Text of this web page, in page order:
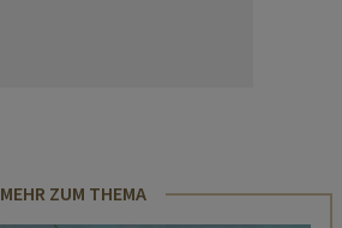
MEHR ZUM THEMA